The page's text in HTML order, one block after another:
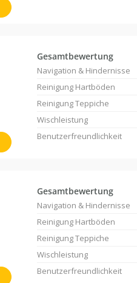
Gesamtbewertung
Navigation & Hindernisse
Reinigung Hartböden
Reinigung Teppiche
Wischleistung
Benutzerfreundlichkeit
Gesamtbewertung
Navigation & Hindernisse
Reinigung Hartböden
Reinigung Teppiche
Wischleistung
Benutzerfreundlichkeit